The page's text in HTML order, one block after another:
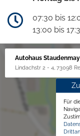
07:30 bis
13:00 bis
Autohaus
Lindachstr 2 - 4, 73098
Für